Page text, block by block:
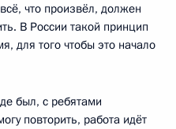
что произвёл, должен
В России такой принцип
для того чтобы это начало
был, с ребятами
повторить, работа идёт